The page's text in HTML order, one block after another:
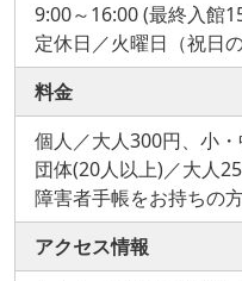
9:00～16:00 (最終入館
定休日／火曜日（祝日
料金
個人／大人300円、小
団体(20人以上)／大人
障害者手帳をお持ちの
アクセス情報